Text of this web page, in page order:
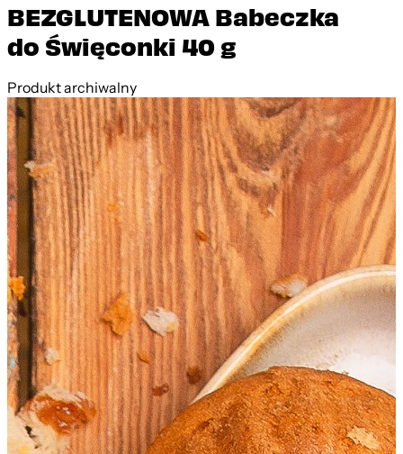
BEZGLUTENOWA Babeczka
do Święconki 40 g
Produkt archiwalny